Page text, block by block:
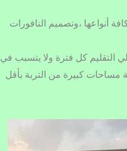
أنواعها ،وتصميم النافورات
التقليم كل فترة ولا يتسبب في
مساحات كبيرة من التربة بأقل